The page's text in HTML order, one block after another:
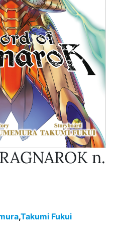
n.
,Takumi Fukui